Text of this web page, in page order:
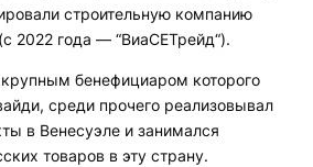
строительную компанию
2022 года — “ВиаСЕТрейд“).
крупным бенефициаром которого
среди прочего реализовывал
в Венесуэле и занимался
товаров в эту страну.